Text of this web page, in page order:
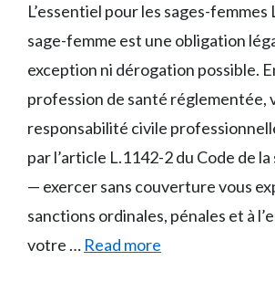
L’essentiel pour les sages-femmes
sage-femme est une obligation
exception ni dérogation possible.
profession de santé réglementée,
responsabilité civile
par l’article L.1142-2 du Code de
— exercer sans couverture vous
sanctions ordinales, pénales et à
votre … Read more